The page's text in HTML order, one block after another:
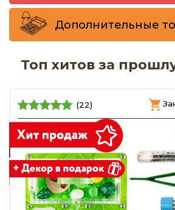
Дополнительные
Топ хитов за
(22)